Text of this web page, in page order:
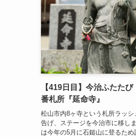
【419日目】今治ふたた
番札所『延命寺』
松山市内8ヶ寺という札所ラッシ
告げ、ステージを今治市に移し
は今年の5月に石鎚山に登るため